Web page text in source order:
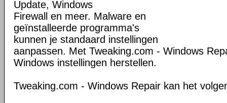
Update, Windows
Firewall en meer. Malware en
geïnstalleerde programma's
kunnen je standaard instellingen
aanpassen. Met Tweaking.com - Windows
Windows instellingen herstellen.
Tweaking.com - Windows Repair kan het